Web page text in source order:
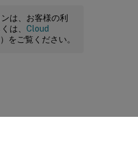
は、お客様の利
は、 Cloud
をご覧ください。